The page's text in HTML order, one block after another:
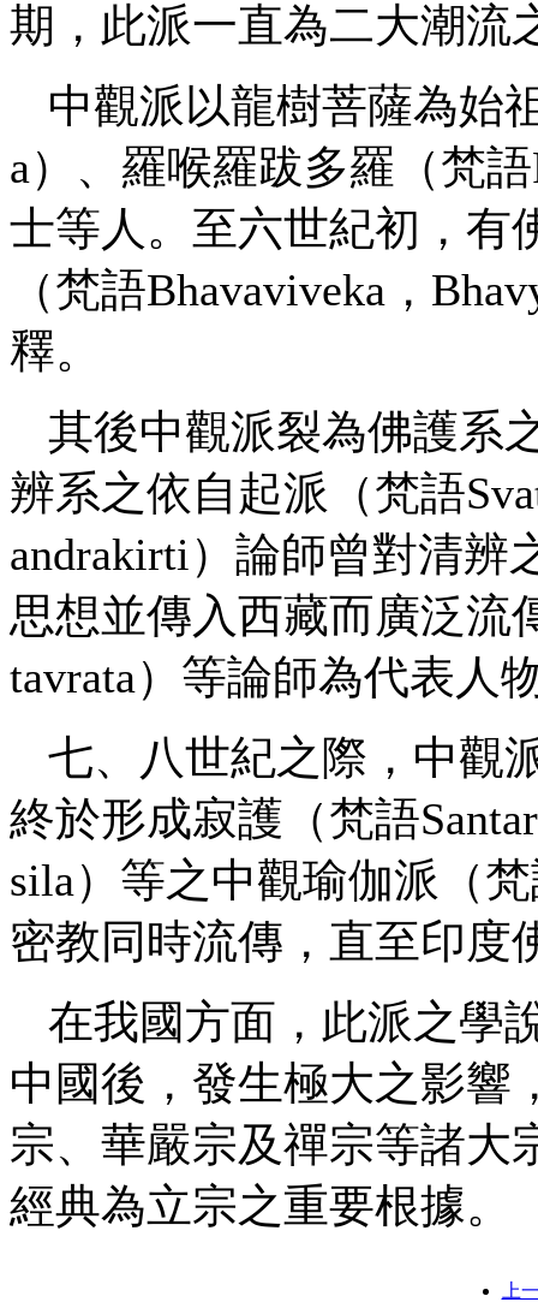
期，此派一直為二大潮流
中觀派以龍樹菩薩為始
a）、羅喉羅跋多羅（梵
士等人。至六世紀初，有
（梵語Bhavaviveka，
釋。
其後中觀派裂為佛護系
辨系之依自起派（梵語
andrakirti）論師曾對清辨
思想並傳入西藏而廣泛流
tavrata）等論師為代表人
七、八世紀之際，中觀
終於形成寂護（梵語
sila）等之中觀瑜伽派（梵
密教同時流傳，直至印度
在我國方面，此派之學
中國後，發生極大之影響
宗、華嚴宗及禪宗等諸大
經典為立宗之重要根據。
上